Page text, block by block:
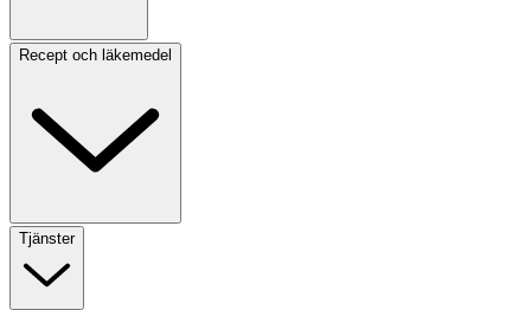
Recept och läkemedel
Tjänster